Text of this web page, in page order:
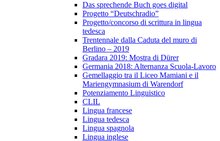
Das sprechende Buch goes digital
Progetto “Deutschradio”
Progetto/concorso di scrittura in lingua
tedesca
Trentennale dalla Caduta del muro di
Berlino – 2019
Gradara 2019: Mostra di Dürer
Germania 2018: Alternanza Scuola-Lavoro
Gemellaggio tra il Liceo Mamiani e il
Mariengymnasium di Warendorf
Potenziamento Linguistico
CLIL
Lingua francese
Lingua tedesca
Lingua spagnola
Lingua inglese